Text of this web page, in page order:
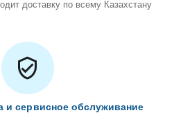
доставку по всему Казахстану
и сервисное обслуживание